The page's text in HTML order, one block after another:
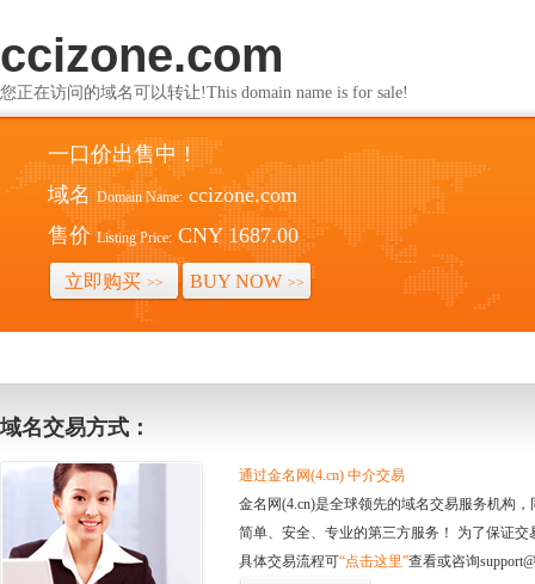
ccizone.com
您正在访问的域名可以转让!This domain name is for sale!
一口价出售中！
域名 Domain Name: ccizone.com
售价 Listing Price: CNY 1687.00
立即购买 >> BUY NOW >>
域名交易方式：
通过金名网(4.cn) 中介交易
金名网(4.cn)是全球领先的域名交易服务机构
简单、安全、专业的第三方服务！ 为了保证
具体交易流程可“点击这里”查看或咨询